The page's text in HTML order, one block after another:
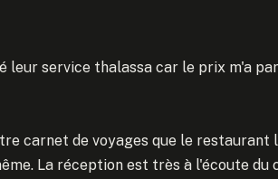
leur service thalassa car le prix m'a
carnet de voyages que le
La réception est très à l'écoute du